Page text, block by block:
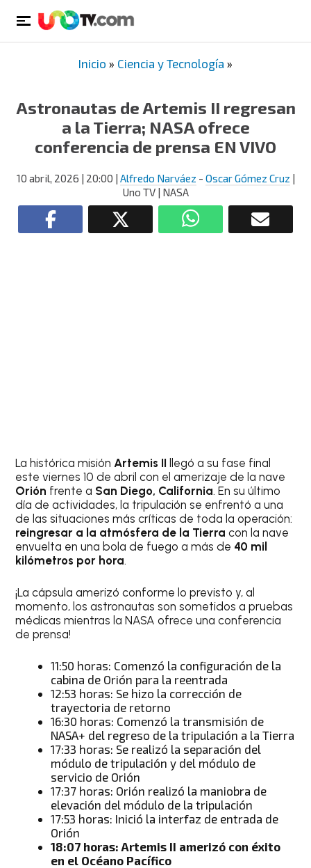
Inicio » Ciencia y Tecnología »
Astronautas de Artemis II regresan
a la Tierra; NASA ofrece
conferencia de prensa EN VIVO
10 abril, 2026 | 20:00 | Alfredo Narváez - Oscar Gómez Cruz |
Uno TV | NASA
La histórica misiónArtemis II llegó a su fase final
este viernes 10 de abril con el amerizaje de la nave
Orión frente a San Diego, California. En su último
día de actividades, la tripulación se enfrentó a una
de las situaciones más críticas de toda la operación:
reingresar a la atmósfera de la Tierra con la nave
envuelta en una bola de fuego a más de 40 mil
kilómetros por hora.
¡La cápsula amerizó conforme lo previsto y, al
momento, los astronautas son sometidos a pruebas
médicas mientras la NASA ofrece una conferencia
de prensa!
11:50 horas: Comenzó la configuración de la
cabina de Orión para la reentrada
12:53 horas: Se hizo la corrección de
trayectoria de retorno
16:30 horas: Comenzó la transmisión de
NASA+ del regreso de la tripulación a la Tierra
17:33 horas: Se realizó la separación del
módulo de tripulación y del módulo de
servicio de Orión
17:37 horas: Orión realizó la maniobra de
elevación del módulo de la tripulación
17:53 horas: Inició la interfaz de entrada de
Orión
18:07 horas: Artemis II amerizó con éxito
en el Océano Pacífico